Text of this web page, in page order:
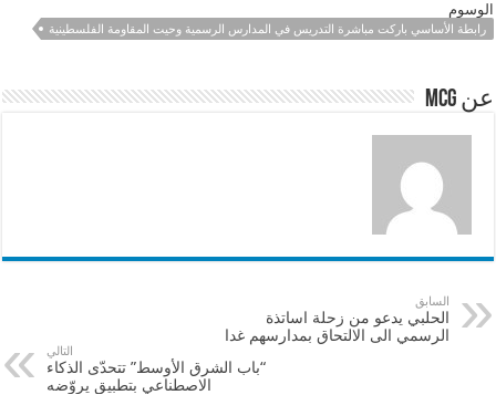
o
k
p
الوسوم
رابطة الأساسي باركت مباشرة التدريس في المدارس الرسمية وحيت المقاومة الفلسطينية
عن mcg
السابق
الحلبي يدعو من زحلة اساتذة
الرسمي الى الالتحاق بمدارسهم غدا
التالي
“باب الشرق الأوسط” تتحدّى الذكاء
الاصطناعي بتطبيق يروّضه